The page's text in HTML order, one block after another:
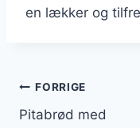
en lækker og
FORRIGE
Pitabrød med